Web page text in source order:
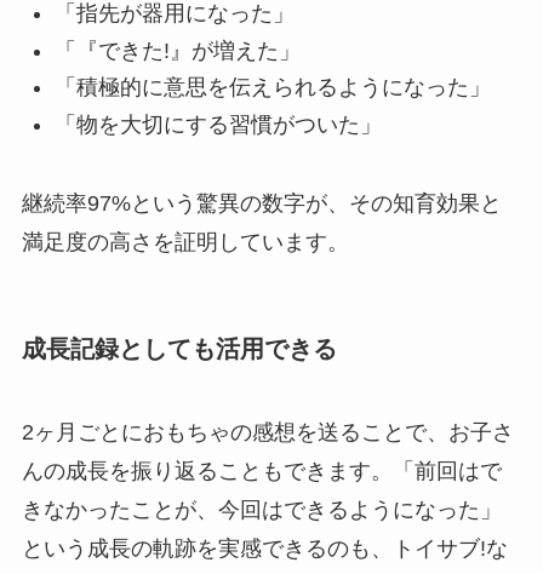
「指先が器用になった」
「『できた!』が増えた」
「積極的に意思を伝えられるようになった」
「物を大切にする習慣がついた」
継続率97%という驚異の数字が、その知育効果と
満足度の高さを証明しています。
成長記録としても活用できる
2ヶ月ごとにおもちゃの感想を送ることで、お子さ
んの成長を振り返ることもできます。「前回はで
きなかったことが、今回はできるようになった」
という成長の軌跡を実感できるのも、トイサブ!な